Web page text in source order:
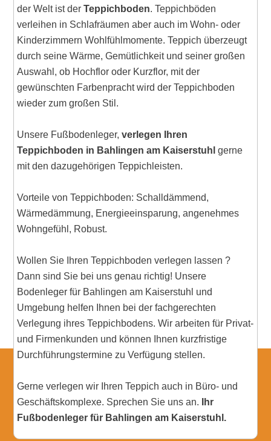
der Welt ist derTeppichboden. Teppichböden
verleihen in Schlafräumen aber auch im Wohn- oder
Kinderzimmern Wohlfühlmomente. Teppich überzeugt
durch seine Wärme, Gemütlichkeit und seiner großen
Auswahl, ob Hochflor oder Kurzflor, mit der
gewünschten Farbenpracht wird der Teppichboden
wieder zum großen Stil.
Unsere Fußbodenleger,verlegen Ihren
Teppichboden in Bahlingen am Kaiserstuhl gerne
mit den dazugehörigen Teppichleisten.
Vorteile von Teppichboden: Schalldämmend,
Wärmedämmung, Energieeinsparung, angenehmes
Wohngefühl, Robust.
Wollen Sie Ihren Teppichboden verlegen lassen ?
Dann sind Sie bei uns genau richtig! Unsere
Bodenleger für Bahlingen am Kaiserstuhl und
Umgebung helfen Ihnen bei der fachgerechten
Verlegung ihres Teppichbodens. Wir arbeiten für Privat-
und Firmenkunden und können Ihnen kurzfristige
Durchführungstermine zu Verfügung stellen.
Gerne verlegen wir Ihren Teppich auch in Büro- und
Geschäftskomplexe. Sprechen Sie uns an.
Ihr
Fußbodenleger für Bahlingen am Kaiserstuhl.